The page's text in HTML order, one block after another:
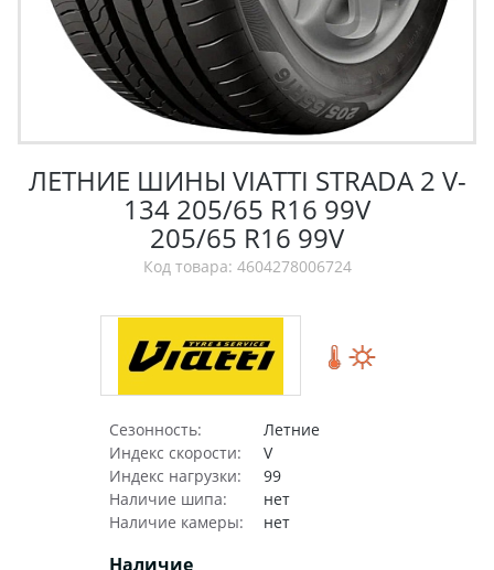
ЛЕТНИЕ ШИНЫ VIATTI STRADA 2 V-
134 205/65 R16 99V
205/65 R16 99V
Код товара: 4604278006724
Сезонность:
Летние
Индекс скорости:
V
Индекс нагрузки:
99
Наличие шипа:
нет
Наличие камеры:
нет
Наличие